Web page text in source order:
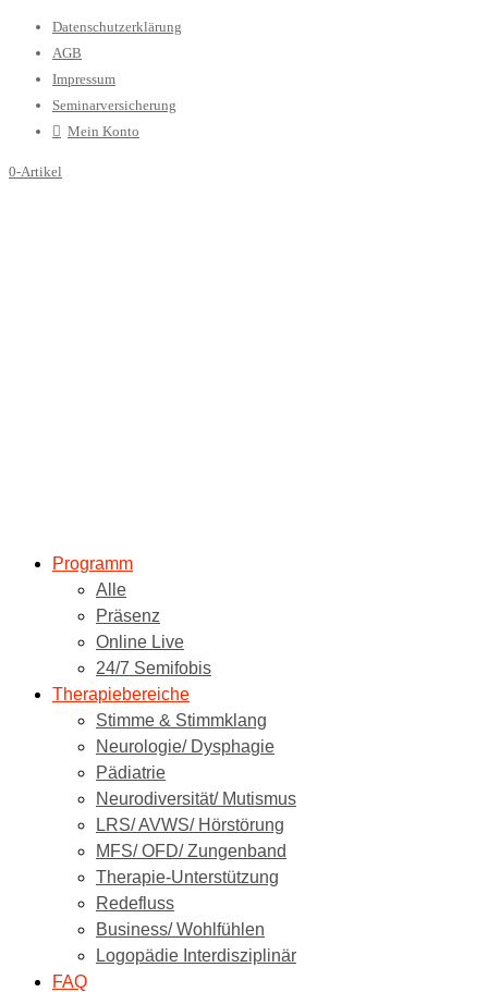
Datenschutzerklärung
AGB
Impressum
Seminarversicherung
Mein Konto
0-Artikel
Programm
Alle
Präsenz
Online Live
24/7 Semifobis
Therapiebereiche
Stimme & Stimmklang
Neurologie/ Dysphagie
Pädiatrie
Neurodiversität/ Mutismus
LRS/ AVWS/ Hörstörung
MFS/ OFD/ Zungenband
Therapie-Unterstützung
Redefluss
Business/ Wohlfühlen
Logopädie Interdisziplinär
FAQ